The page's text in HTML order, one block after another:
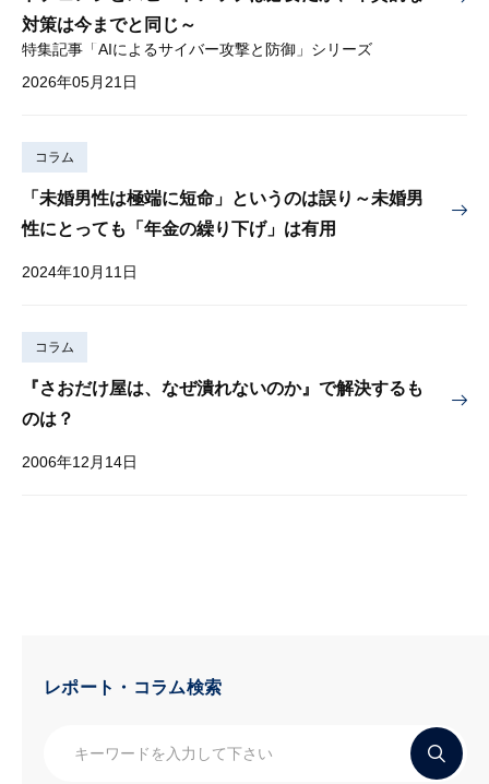
対策は今までと同じ～
特集記事「AIによるサイバー攻撃と防御」シリーズ
2026年05月21日
コラム
「未婚男性は極端に短命」というのは誤り～未婚男
性にとっても「年金の繰り下げ」は有用
2024年10月11日
コラム
『さおだけ屋は、なぜ潰れないのか』で解決するも
のは？
2006年12月14日
レポート・コラム検索